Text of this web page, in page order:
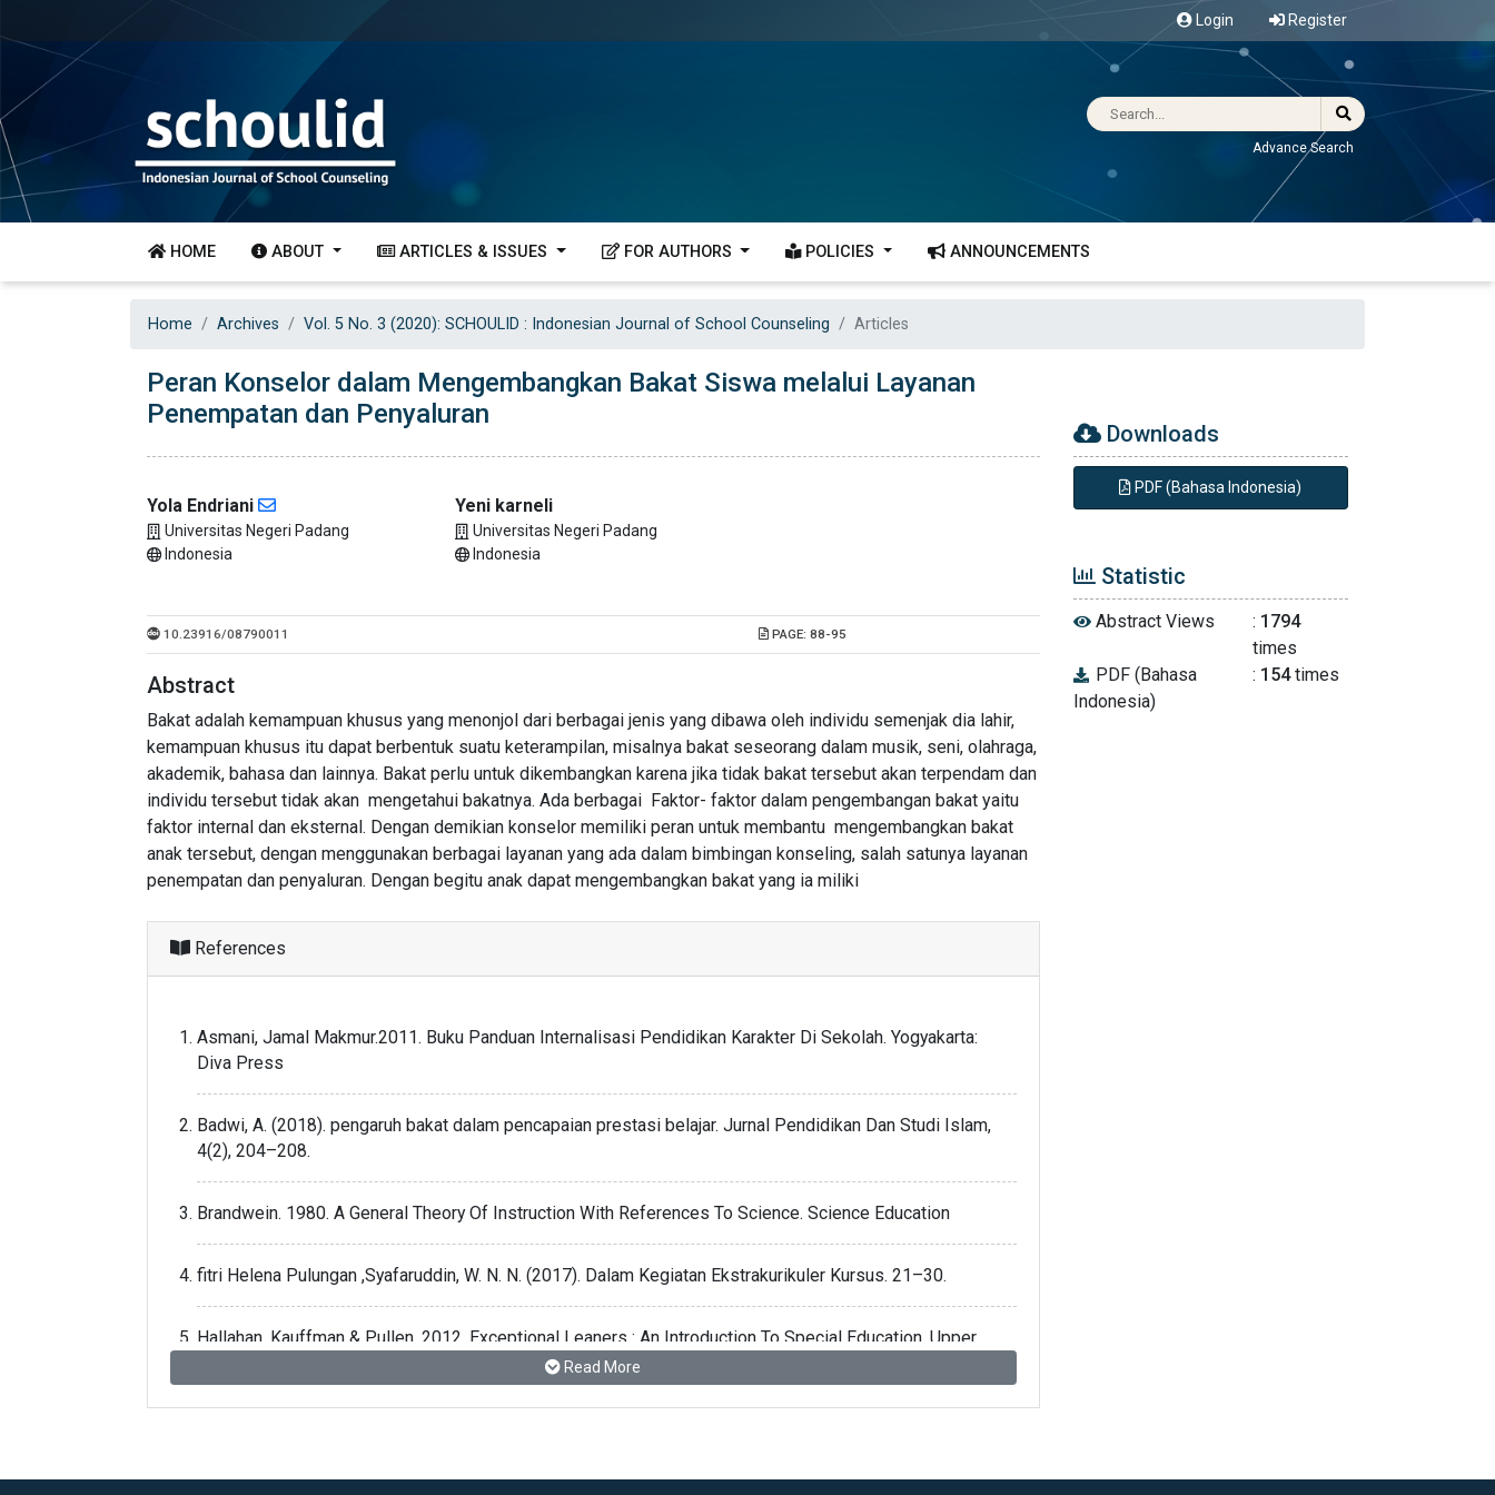
Login Register
Advance Search
HOME ABOUT ARTICLES & ISSUES FOR AUTHORS POLICIES ANNOUNCEMENTS
Home Archives Vol. 5 No. 3 (2020): SCHOULID : Indonesian Journal of School Counseling Articles
Peran Konselor dalam Mengembangkan Bakat Siswa melalui Layanan
Penempatan dan Penyaluran
Yola Endriani
Universitas Negeri Padang
Indonesia
Yeni karneli
Universitas Negeri Padang
Indonesia
10.23916/08790011 PAGE: 88-95
Abstract
Bakat adalah kemampuan khusus yang menonjol dari berbagai jenis yang dibawa oleh individu semenjak dia lahir,
kemampuan khusus itu dapat berbentuk suatu keterampilan, misalnya bakat seseorang dalam musik, seni, olahraga,
akademik, bahasa dan lainnya. Bakat perlu untuk dikembangkan karena jika tidak bakat tersebut akan terpendam dan
individu tersebut tidak akan mengetahui bakatnya. Ada berbagai Faktor- faktor dalam pengembangan bakat yaitu
faktor internal dan eksternal. Dengan demikian konselor memiliki peran untuk membantu mengembangkan bakat
anak tersebut, dengan menggunakan berbagai layanan yang ada dalam bimbingan konseling, salah satunya layanan
penempatan dan penyaluran. Dengan begitu anak dapat mengembangkan bakat yang ia miliki
References
Asmani, Jamal Makmur.2011. Buku Panduan Internalisasi Pendidikan Karakter Di Sekolah. Yogyakarta:
Diva Press
Badwi, A. (2018). pengaruh bakat dalam pencapaian prestasi belajar. Jurnal Pendidikan Dan Studi Islam,
4(2), 204–208.
Brandwein. 1980. A General Theory Of Instruction With References To Science. Science Education
fitri Helena Pulungan ,Syafaruddin, W. N. N. (2017). Dalam Kegiatan Ekstrakurikuler Kursus. 21–30.
Hallahan, Kauffman & Pullen. 2012. Exceptional Leaners : An Introduction To Special Education. Upper
Read More
Downloads
PDF (Bahasa Indonesia)
Statistic
Abstract Views : 1794
times
PDF (Bahasa
Indonesia)
: 154times